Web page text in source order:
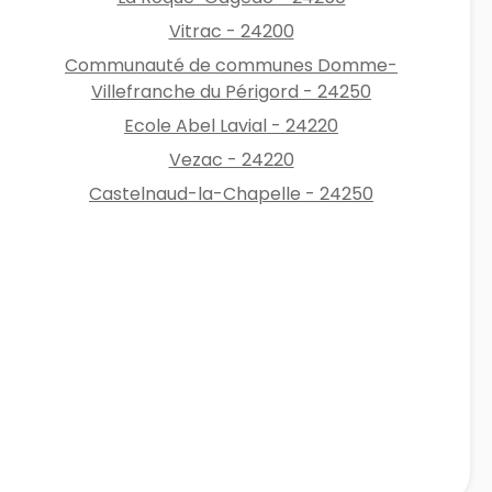
Vitrac - 24200
Communauté de communes Domme-
Villefranche du Périgord - 24250
Ecole Abel Lavial - 24220
Vezac - 24220
Castelnaud-la-Chapelle - 24250